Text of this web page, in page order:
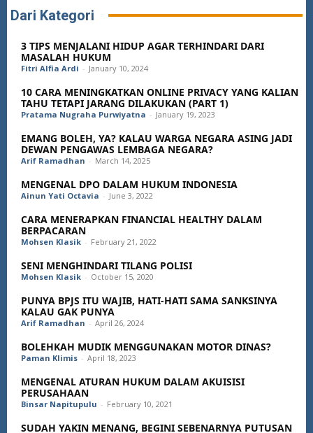
Dari Kategori
3 TIPS MENJALANI HIDUP AGAR TERHINDARI DARI
MASALAH HUKUM
Fitri Alfia Ardi - January 10, 2024
10 CARA MENINGKATKAN ONLINE PRIVACY YANG KALIAN
TAHU TETAPI JARANG DILAKUKAN (PART 1)
Pratama Nugraha Purwiyatna - January 19, 2023
EMANG BOLEH, YA? KALAU WARGA NEGARA ASING JADI
DEWAN PENGAWAS LEMBAGA NEGARA?
Arif Ramadhan - March 14, 2025
MENGENAL DPO DALAM HUKUM INDONESIA
Ainun Yati Octavia - June 3, 2022
CARA MENERAPKAN FINANCIAL HEALTHY DALAM
BERPACARAN
Mohsen Klasik - February 21, 2022
SENI MENGHINDARI TILANG POLISI
Mohsen Klasik - October 15, 2020
PUNYA BPJS ITU WAJIB, HATI-HATI SAMA SANKSINYA
KALAU GAK PUNYA
Arif Ramadhan - April 26, 2024
BOLEHKAH MUDIK MENGGUNAKAN MOTOR DINAS?
Paman Klimis - April 18, 2023
MENGENAL ATURAN HUKUM DALAM AKUISISI
PERUSAHAAN
Binsar Napitupulu - February 10, 2021
SUDAH YAKIN MENANG, BEGINI SEBENARNYA PUTUSAN